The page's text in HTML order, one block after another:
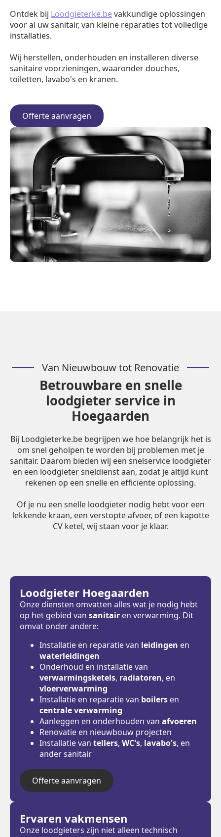
Ontdek bij Loodgieterke.bevakkundige oplossingen
voor al uw sanitair, van kleine reparaties tot volledige
installaties.
Wij herstellen, onderhouden en installeren diverse
sanitaire voorzieningen, waaronder douches,
toiletten, lavabo's en kranen.
Offerte aanvragen
Van Nieuwbouw tot Renovatie
Betrouwbare en snelle
loodgieter service in
Hoegaarden
Bij Loodgieterke.be begrijpen we hoe belangrijk het is
om snel geholpen te worden bij problemen met je
sanitair. Daarom bieden wij een snelservice loodgieter
en een loodgieter sneldienst aan, zodat je altijd kunt
rekenen op een snelle en efficiënte oplossing.
Of je nu een snelle loodgieter nodig hebt voor een
lekkende kraan, een verstopte afvoer, of een kapotte
CV ketel, wij staan voor je klaar.
Loodgieter Hoegaarden
Onze diensten omvatten alles wat je nodig hebt
op het gebied van sanitair en verwarming. Dit
omvat onder andere:
Installatie en reparatie van leidingen en
waterleidingen
Onderhoud en installatie van
verwarmingsketels, radiatoren, en
vloerverwarming
Installatie en reparatie van boilers en
centrale verwarming
Aanleggen en onderhouden van afvoeren
Renovatie en nieuwbouw projecten
Installatie van tellers, WC's, lavabo's, en
ander sanitair
Offerte aanvragen
Ervaren vakmensen
Onze loodgieters zijn niet alleen technisch